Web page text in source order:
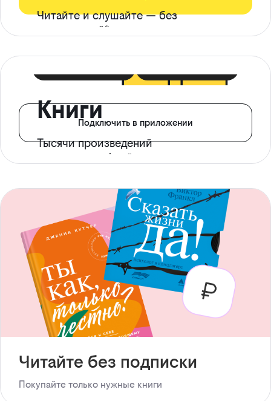
Читайте и слушайте — без
ограничений*
Книги
Тысячи произведений
с доступом офлайн
Подключить в приложении
Читайте без подписки
Покупайте только нужные книги